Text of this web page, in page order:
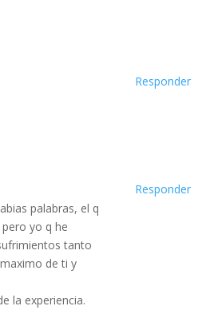
Responder
palabras, el q
yo q he
tanto
de ti y
la experiencia.
Responder